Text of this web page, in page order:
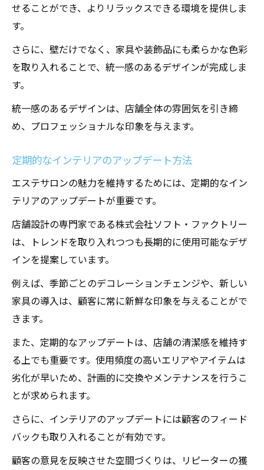
せることができ、よりリラックスできる環境を提供しま
す。
さらに、壁だけでなく、家具や装飾品にも柔らかな色彩
を取り入れることで、統一感のあるデザインが完成しま
す。
統一感のあるデザインは、店舗全体の雰囲気を引き締
め、プロフェッショナルな印象を与えます。
定期的なインテリアのアップデート方法
エステサロンの魅力を維持するためには、定期的なイン
テリアのアップデートが重要です。
店舗設計の専門家である株式会社ソフト・ファクトリー
は、トレンドを取り入れつつも長期的に使用可能なデザ
インを提案しています。
例えば、季節ごとのデコレーションチェンジや、新しい
家具の導入は、顧客に常に新鮮な印象を与えることがで
きます。
また、定期的なアップデートは、店舗の清潔感を維持す
る上でも重要です。使用頻度の高いエリアやアイテムは
劣化が早いため、計画的に交換やメンテナンスを行うこ
とが求められます。
さらに、インテリアのアップデートには顧客のフィード
バックも取り入れることが有効です。
顧客の意見を反映させた空間づくりは、リピーターの獲